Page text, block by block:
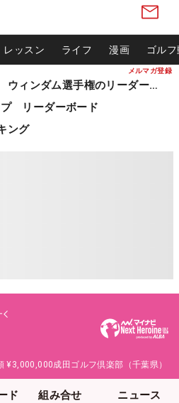
メルマガ登録
レッスン ライフ 漫画 ゴル
松山英樹ら出場 ウィンダム選手権のリーダーボード
リーダーボード
ング
¥3,000,000成田ゴルフ倶楽部（千葉県）
ド 組み合せ ニュース